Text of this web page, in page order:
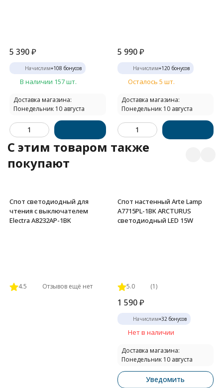
5 390₽
Начислим+108 бонусов
В наличии 157 шт.
Доставка магазина:
Понедельник 10 августа
5 990 ₽
Начислим+120 бонусов
Осталось 5 шт.
Доставка магазина:
Понедельник 10 августа
C этим товаром также
покупают
Спот светодиодный для
чтения с выключателем
Electra A8232AP-1BK
4.5 Отзывов ещё нет
Спот настенный Arte Lamp
A7715PL-1BK ARCTURUS
светодиодный LED 15W
5.0 (1)
1 590 ₽
Начислим+32 бонусов
Нет в наличии
Доставка магазина:
Понедельник 10 августа
Уведомить